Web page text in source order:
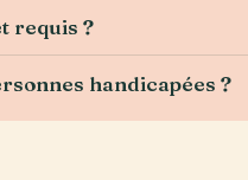
requis ?
handicapées ?